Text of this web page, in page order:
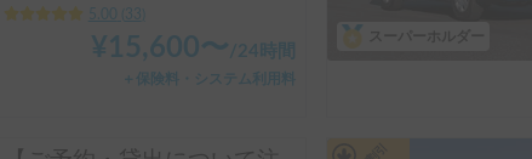
5.00 33
¥ 15,600〜/24時間
＋保険料・システム利用料